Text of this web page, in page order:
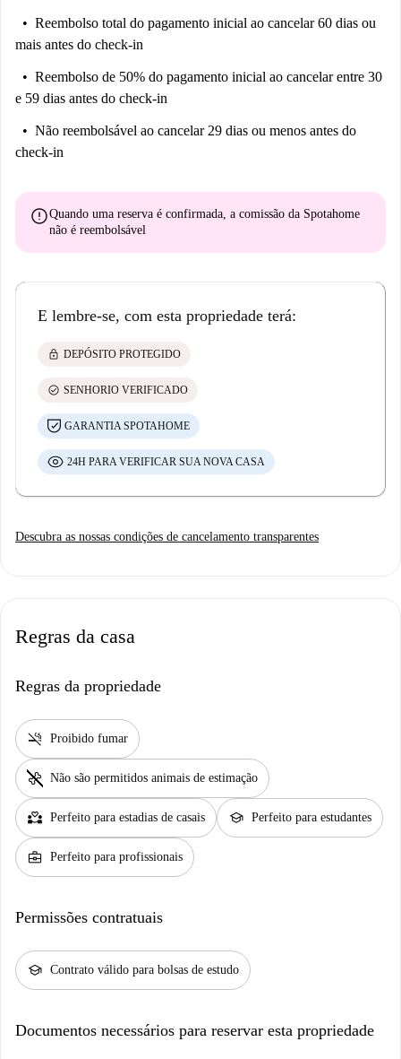
Um apartamento exclusivo, ideal para cercar uma dimora elegante e
Documentos necessários: - Garantia financeira - Código Fiscal - Bilhete
Documentos mais ricos: - Garantia financeira - Código fiscal - Carta de
identidade
organizativa da pré-notação, assistência e suporte. Da pagare entrar no
check-in.
coordenação de reservas, assistência e suporte. A ser pago antes do
pelo parceiro local da Spotahome responsável pela administração do
de consumo do primeiro mês (caso não estejam incluídas no aluguel
pago pela Spotahome). Você também receberá instruções sobre como
proceder com a assinatura do contrato.
Reembolso total do pagamento inicial ao cancelar 60 dias ou
mais antes do check-in
Reembolso de 50% do pagamento inicial ao cancelar entre 30
e 59 dias antes do check-in
Não reembolsável ao cancelar 29 dias ou menos antes do
check-in
errorQuando uma reserva é confirmada, a comissão da Spotahome
não é reembolsável
E lembre-se, com esta propriedade terá:
lock DEPÓSITO PROTEGIDO
check_circle SENHORIO VERIFICADO
GARANTIA SPOTAHOME
24H PARA VERIFICAR SUA NOVA CASA
Descubra as nossas condições de cancelamento transparentes
Regras da casa
Regras da propriedade
smoke_free Proibido fumar
pet_supplies Não são permitidos animais de estimação
partner_heart Perfeito para estadias de casais school Perfeito para estudantes
business_center Perfeito para profissionais
Permissões contratuais
school Contrato válido para bolsas de estudo
Documentos necessários para reservar esta propriedade